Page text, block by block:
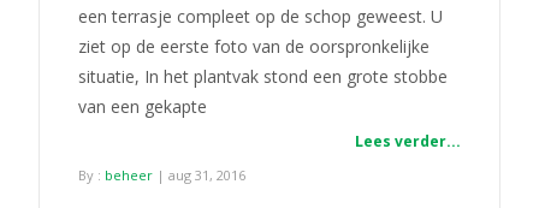
een terrasje compleet op de schop geweest. U
ziet op de eerste foto van de oorspronkelijke
situatie, In het plantvak stond een grote stobbe
van een gekapte
Lees verder...
By : beheer | aug 31, 2016